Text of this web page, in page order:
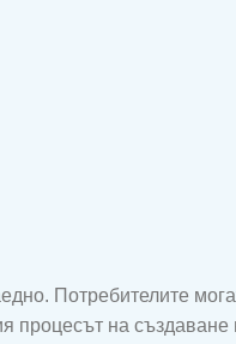
Потребителите
процесът на